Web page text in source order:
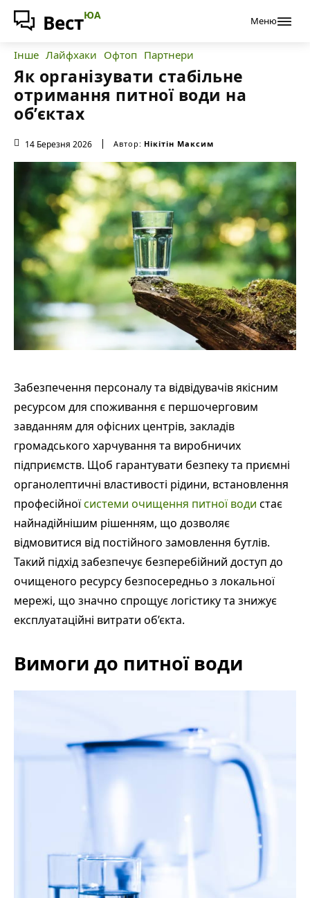
ВестЮА Меню
Інше Лайфхаки Офтоп Партнери
Як організувати стабільне
отримання питної води на
об’єктах
14 Березня 2026 Автор: Нікітін Максим
Забезпечення персоналу та відвідувачів якісним
ресурсом для споживання є першочерговим
завданням для офісних центрів, закладів
громадського харчування та виробничих
підприємств. Щоб гарантувати безпеку та приємні
органолептичні властивості рідини, встановлення
професійноїсистеми очищення питної води стає
найнадійнішим рішенням, що дозволяє
відмовитися від постійного замовлення бутлів.
Такий підхід забезпечує безперебійний доступ до
очищеного ресурсу безпосередньо з локальної
мережі, що значно спрощує логістику та знижує
експлуатаційні витрати об’єкта.
Вимоги до питної води